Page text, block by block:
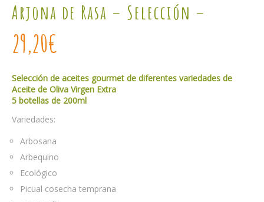
Arjona de Rasa – Selección –
29,20€
Selección de aceites gourmet de diferentes variedades de
Aceite de Oliva Virgen Extra
5 botellas de 200ml
Variedades:
Arbosana
Arbequino
Ecológico
Picual cosecha temprana